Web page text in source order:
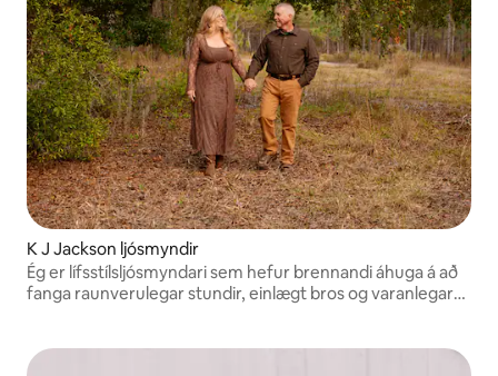
K J Jackson ljósmyndir
Ég er lífsstílsljósmyndari sem hefur brennandi áhuga á að
fanga raunverulegar stundir, einlægt bros og varanlegar